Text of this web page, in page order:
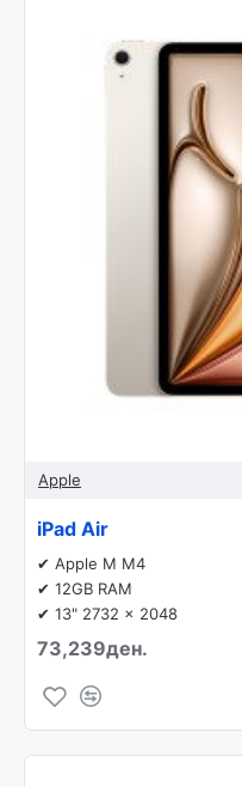
Apple
iPad Air
✔ Apple M M4
✔ 12GB RAM
✔ 13" 2732 x 2048
73,239ден.